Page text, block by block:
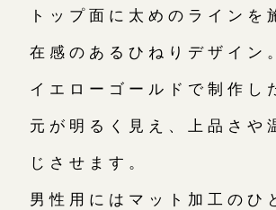
トップ面に太めのラインを
在感のあるひねりデザイン。
イエローゴールドで制作し
元が明るく見え、上品さや
じさせます。
男性用にはマット加工のひ